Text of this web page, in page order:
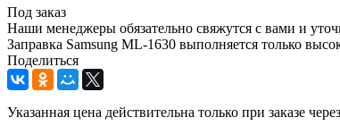
Под заказ
Наши менеджеры обязательно свяжутся с вами и
Заправка Samsung ML-1630 выполняется только
Поделиться
Указанная цена действительна только при заказе